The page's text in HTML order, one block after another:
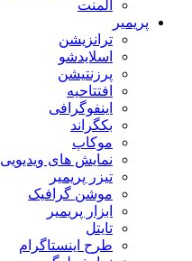
المنت
پریمیر
ترانزیشن
اسلایدشو
پرزنتیشن
افتتاحیه
اینفوگرافی
بکگراند
موکاپ
نمایش های ویدیویی
تیزر پریمیر
موشن گرافیک
ابزار پریمیر
تایتل
طرح اینستاگرام